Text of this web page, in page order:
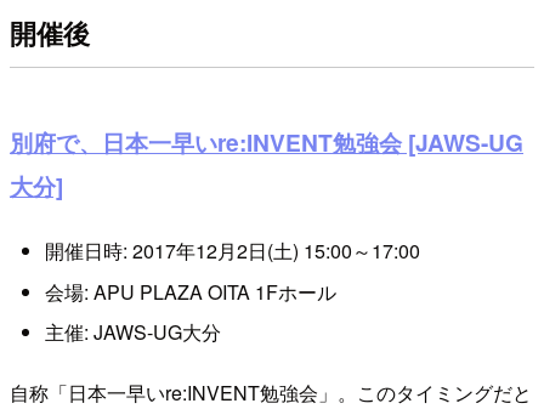
開催後
別府で、日本一早いre:INVENT勉強会 [JAWS-UG
大分]
開催日時: 2017年12月2日(土) 15:00～17:00
会場: APU PLAZA OITA 1Fホール
主催: JAWS-UG大分
自称「日本一早いre:INVENT勉強会」。このタイミングだと